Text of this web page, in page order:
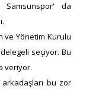
da
Yönetim Kurulu
seçiyor. Bu
veriyor.
bu zor